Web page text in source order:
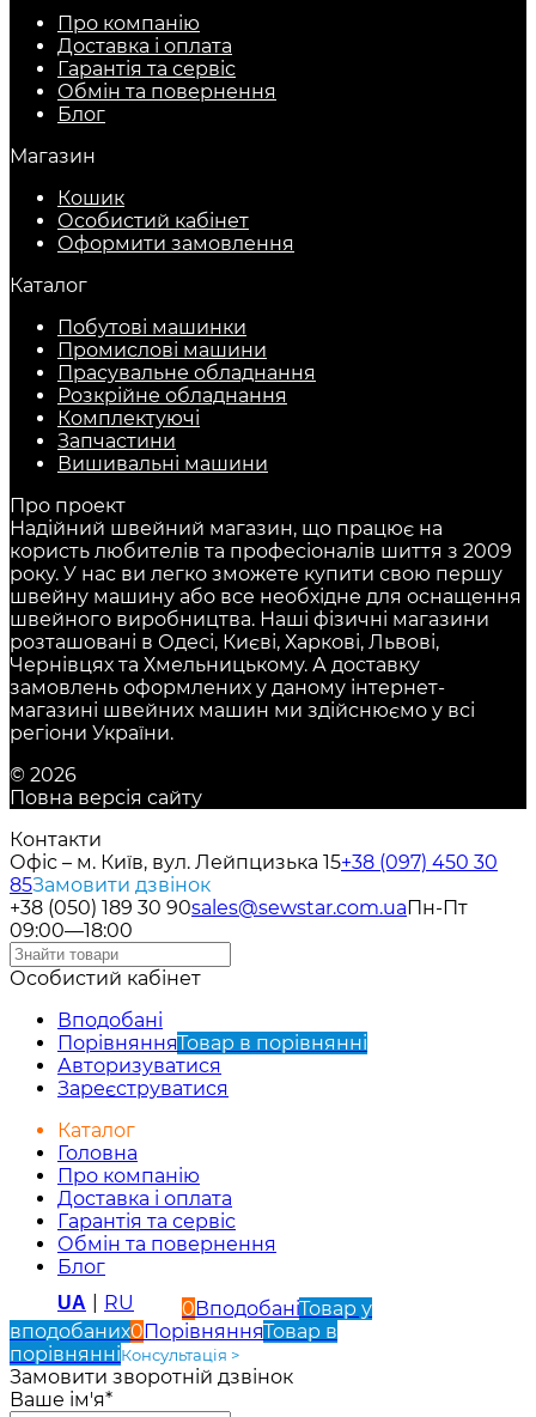
Про компанію
Доставка і оплата
Гарантія та сервіс
Обмін та повернення
Блог
Магазин
Кошик
Особистий кабінет
Оформити замовлення
Каталог
Побутові машинки
Промислові машини
Прасувальне обладнання
Розкрійне обладнання
Комплектуючі
Запчастини
Вишивальні машини
Про проект
Надійний швейний магазин, що працює на
користь любителів та професіоналів шиття з 2009
року. У нас ви легко зможете купити свою першу
швейну машину або все необхідне для оснащення
швейного виробництва. Наші фізичні магазини
розташовані в Одесі, Києві, Харкові, Львові,
Чернівцях та Хмельницькому. А доставку
замовлень оформлених у даному інтернет-
магазині швейних машин ми здійснюємо у всі
регіони України.
© 2026
Повна версія сайту
Контакти
Офіс – м. Київ, вул. Лейпцизька 15+38 (097) 450 30
85Замовити дзвінок
+38 (050) 189 30 90sales@sewstar.com.uaПн-Пт
09:00—18:00
Особистий кабінет
Вподобані
ПорівнянняТовар в порівнянні
Авторизуватися
Зареєструватися
Каталог
Головна
Про компанію
Доставка і оплата
Гарантія та сервіс
Обмін та повернення
Блог
UA RU 0ВподобаніТовар у
вподобаних0ПорівнянняТовар в
порівнянніКонсультація >
Замовити зворотній дзвінок
Ваше ім'я*